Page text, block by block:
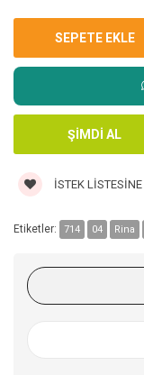
İSTEK LISTESINE
Etiketler: 714 04 Rina